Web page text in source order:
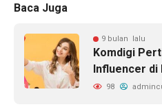
Baca Juga
9 bulan lalu
Komdigi
Influencer di
98